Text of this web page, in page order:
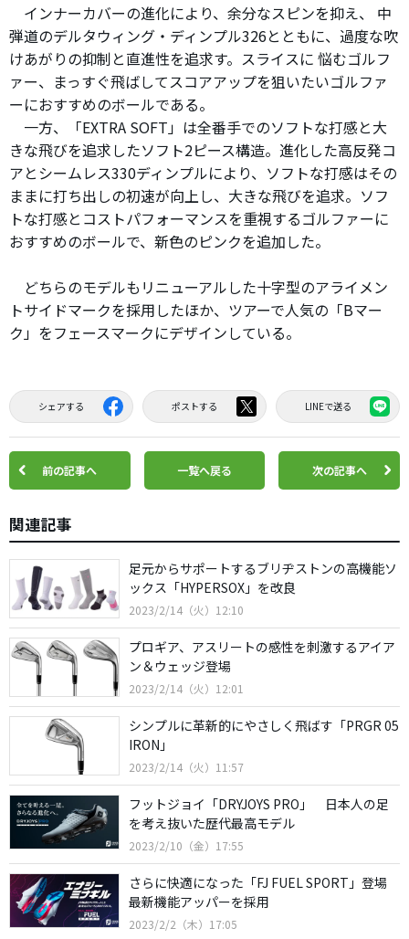
インナーカバーの進化により、余分なスピンを抑え、 中
弾道のデルタウィング・ディンプル326とともに、過度な吹
けあがりの抑制と直進性を追求す。スライスに 悩むゴルフ
ァー、まっすぐ飛ばしてスコアアップを狙いたいゴルファ
ーにおすすめのボールである。
一方、「EXTRA SOFT」は全番手でのソフトな打感と大
きな飛びを追求したソフト2ピース構造。進化した高反発コ
アとシームレス330ディンプルにより、ソフトな打感はその
ままに打ち出しの初速が向上し、大きな飛びを追求。ソフ
トな打感とコストパフォーマンスを重視するゴルファーに
おすすめのボールで、新色のピンクを追加した。
どちらのモデルもリニューアルした十字型のアライメン
トサイドマークを採用したほか、ツアーで人気の「Bマー
ク」をフェースマークにデザインしている。
シェアする ポストする LINEで送る
前の記事へ 一覧へ戻る 次の記事へ
関連記事
足元からサポートするブリヂストンの高機能ソ
ックス「HYPERSOX」を改良
2023/2/14（火）12:10
プロギア、アスリートの感性を刺激するアイア
ン＆ウェッジ登場
2023/2/14（火）12:01
シンプルに革新的にやさしく飛ばす「PRGR 05
IRON」
2023/2/14（火）11:57
フットジョイ「DRYJOYS PRO」 日本人の足
を考え抜いた歴代最高モデル
2023/2/10（金）17:55
さらに快適になった「FJ FUEL SPORT」登場
最新機能アッパーを採用
2023/2/2（木）17:05